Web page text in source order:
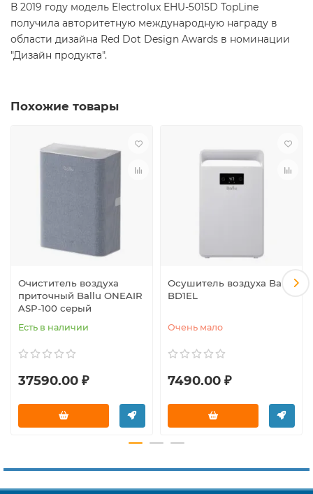
В 2019 году модель Electrolux EHU-5015D TopLine
получила авторитетную международную награду в
области дизайна Red Dot Design Awards в номинации
"Дизайн продукта".
Похожие товары
Очиститель воздуха
приточный Ballu ONEAIR
ASP-100 серый
Есть в наличии
37590.00 ₽
Осушитель воздуха Ballu
BD1EL
Очень мало
7490.00 ₽